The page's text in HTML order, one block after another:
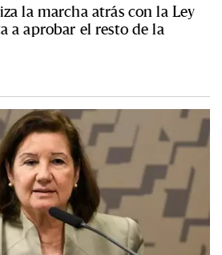
la marcha atrás con la Ley
a aprobar el resto de la